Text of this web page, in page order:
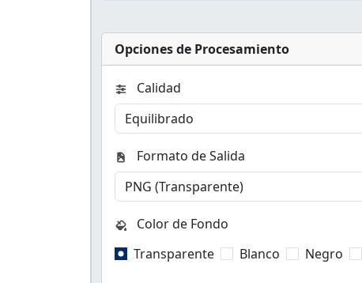
Opciones de Procesamiento
Calidad
Formato de Salida
Color de Fondo
Transparente
Blanco Negro